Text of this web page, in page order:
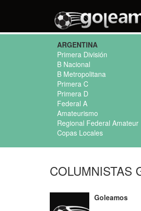
ARGENTINA
Primera División
B Nacional
B Metropolitana
Primera C
Primera D
Federal A
Amateurismo
Regional Federal Amateur
Copas Locales
COLUMNISTAS
Goleamos